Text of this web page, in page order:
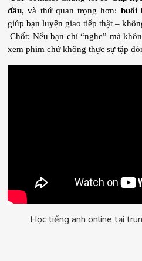
đầu, và thứ quan trọng hơn: buổi
giúp bạn luyện giao tiếp thật –
Chốt: Nếu bạn chỉ “nghe” mà không “nói” – thì bạn đang mua vé
xem phim chứ không thực sự tập
Học tiếng anh online tại